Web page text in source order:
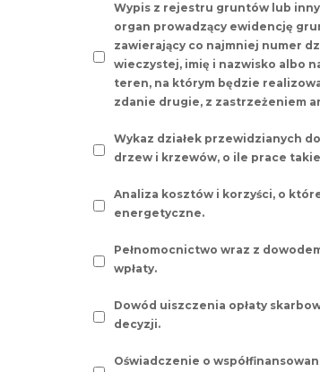
Wypis z rejestru gruntów lub
organ prowadzący ewidencję
zawierający co najmniej numer
wieczystej, imię i nazwisko albo
teren, na którym będzie
zdanie drugie, z zastrzeżeniem
Wykaz działek przewidzianych
drzew i krzewów, o ile prace
Analiza kosztów i korzyści, o
energetyczne.
Pełnomocnictwo wraz z
wpłaty.
Dowód uiszczenia opłaty
decyzji.
Oświadczenie o